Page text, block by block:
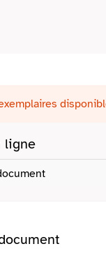
ligne